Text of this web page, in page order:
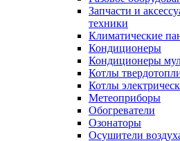
Запчасти и
техники
Климатические
Кондиционеры
Кондиционеры
Котлы
Котлы
Метеоприборы
Обогреватели
Озонаторы
Осушители